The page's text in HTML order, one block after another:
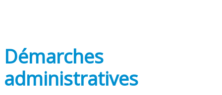
Démarches
administratives